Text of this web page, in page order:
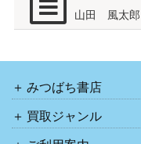
山田 風太郎
みつばち書店
買取ジャンル